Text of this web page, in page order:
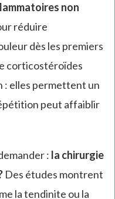
non
réduire
dès les premiers
corticostéroïdes
elles permettent un
peut affaiblir
: la chirurgie
Des études montrent
la tendinite ou la